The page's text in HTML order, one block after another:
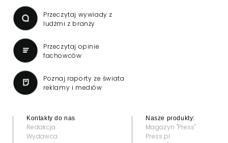
Przeczytaj wywiady z
ludźmi z branży
Przeczytaj opinie
fachowców
Poznaj raporty ze świata
reklamy i mediów
Kontakty do nas
Redakcja
Wydawca
Nasze produkty:
Magazyn "Press"
Press.pl